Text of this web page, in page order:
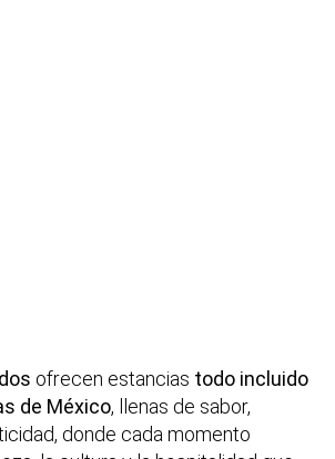
ofrecen estancias todo incluido
de México, llenas de sabor,
donde cada momento